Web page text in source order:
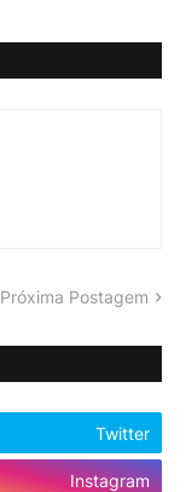
Próxima Postagem
Twitter
Instagram